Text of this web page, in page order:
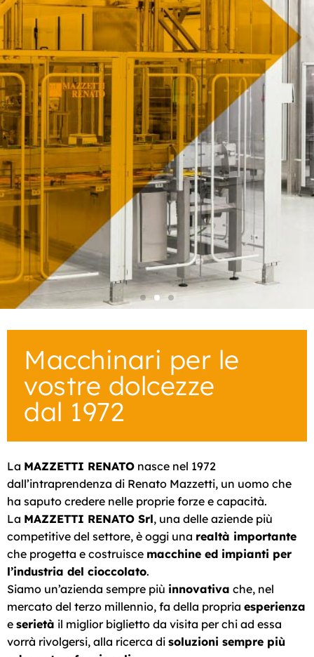
Tutte le forme
del cioccolato
Produciamo
macchine
per il cioccolato
Linee di
Modellaggio
Le nostre linee su
misura
Scopri le linee di modellaggio
La Tecnologia
WA-FA
Il nostro fiore
all'occhiello
Scopri la linea WA-FA
Tutte le forme
del cioccolato
Produciamo
macchine
per il cioccolato
Linee di
Modellaggio
Le nostre linee su
misura
Scopri le linee di modellaggio
La Tecnologia
WA-FA
Il nostro fiore
all'occhiello
Scopri la linea WA-FA
Tutte le forme
del cioccolato
Produciamo
macchine
per il cioccolato
Linee di
Modellaggio
Le nostre linee su
misura
Scopri le linee di modellaggio
La Tecnologia
WA-FA
Il nostro fiore
all'occhiello
Scopri la linea WA-FA
Macchinari per le
vostre dolcezze
dal 1972
La MAZZETTI RENATO nasce nel 1972
dall’intraprendenza di Renato Mazzetti, un uomo che
ha saputo credere nelle proprie forze e capacità.
La MAZZETTI RENATO Srl, una delle aziende più
competitive del settore, è oggi una realtà importante
che progetta e costruisce macchine ed impianti per
l’industria del cioccolato.
Siamo un’azienda sempre più innovativa che, nel
mercato del terzo millennio, fa della propria esperienza
e serietà il miglior biglietto da visita per chi ad essa
vorrà rivolgersi, alla ricerca di soluzioni sempre più